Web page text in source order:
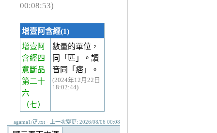
00:08:53)
增壹阿含經(1)
增壹阿
含經四
意斷品
第二十
六
（七）
數量的單位，
同「匹」。讀
音同「痞」。
(2024年12月22日
18:02:44)
agama1/疋.txt · 上一次變更: 2026/08/06 00:08